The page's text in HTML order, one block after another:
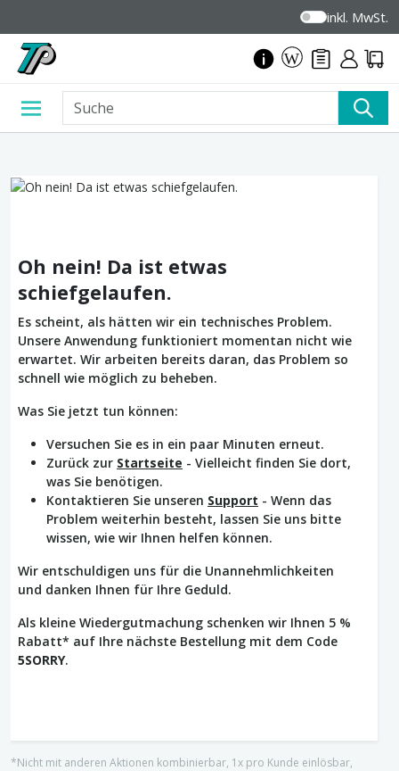
inkl. MwSt.
Oh nein! Da ist etwas
schiefgelaufen.
Es scheint, als hätten wir ein technisches Problem.
Unsere Anwendung funktioniert momentan nicht wie
erwartet. Wir arbeiten bereits daran, das Problem so
schnell wie möglich zu beheben.
Was Sie jetzt tun können:
Versuchen Sie es in ein paar Minuten erneut.
Zurück zur Startseite - Vielleicht finden Sie dort,
was Sie benötigen.
Kontaktieren Sie unseren Support - Wenn das
Problem weiterhin besteht, lassen Sie uns bitte
wissen, wie wir Ihnen helfen können.
Wir entschuldigen uns für die Unannehmlichkeiten
und danken Ihnen für Ihre Geduld.
Als kleine Wiedergutmachung schenken wir Ihnen 5 %
Rabatt* auf Ihre nächste Bestellung mit dem Code
5SORRY.
*Nicht mit anderen Aktionen kombinierbar, 1x pro Kunde einlösbar,